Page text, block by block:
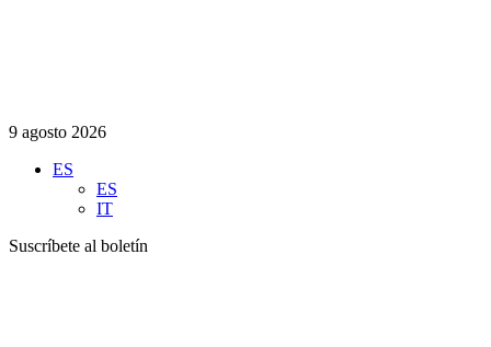
9 agosto 2026
ES
ES
IT
Suscríbete al boletín